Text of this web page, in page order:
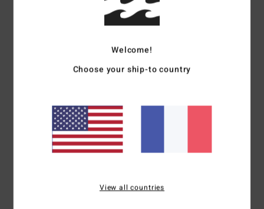
Plus léger, plus rapide, plus robuste. Et tout ça en
redonnant une seconde vie aux bouteilles en plastique.
propriétés stretch ultimes et sa conception innovante.
L'avenir du surf, il est là !
Welcome!
Choose your ship-to country
View all countries